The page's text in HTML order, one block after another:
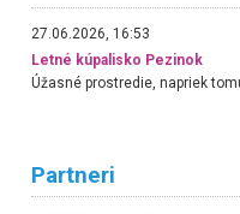
27.06.2026, 16:53
Letné kúpalisko Pezinok
Partneri